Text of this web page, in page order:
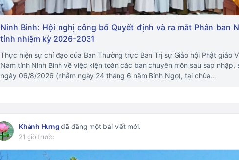
Ninh Bình: Hội nghị công bố Quyết định và ra mắt Phân ban
tỉnh nhiệm kỳ 2026-2031
Thực hiện sự chỉ đạo của Ban Thường trực Ban Trị sự Giáo hội Phật giáo
Nam tỉnh Ninh Bình về việc kiện toàn các ban chuyên môn sau sáp nhập,
ngày 06/8/2026 (nhằm ngày 24 tháng 6 năm Bính Ngọ), tại chùa…
Khánh Hưng đã đăng một bài viết mới.
21 giờ trước